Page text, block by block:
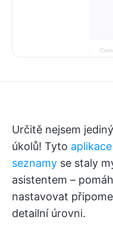
Určitě nejsem
úkolů! Tyto
seznamy se staly
asistentem –
nastavovat
detailní úrovni.